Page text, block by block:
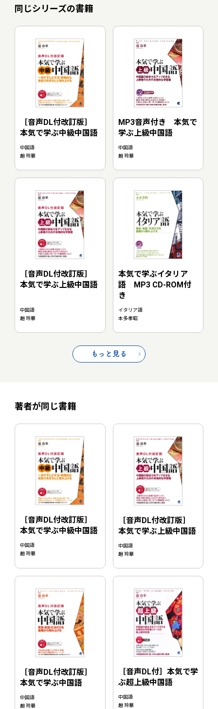
同じシリーズの書籍
［音声DL付改訂版］
本気で学ぶ中級中国語
中国語
趙 玲華
MP3音声付き 本気で
学ぶ上級中国語
中国語
趙 玲華
［音声DL付改訂版］
本気で学ぶ上級中国語
中国語
趙 玲華
本気で学ぶイタリア
語 MP3 CD-ROM付
き
イタリア語
本多孝昭
もっと見る
著者が同じ書籍
［音声DL付改訂版］
本気で学ぶ中級中国語
中国語
趙 玲華
［音声DL付改訂版］
本気で学ぶ上級中国語
中国語
趙 玲華
［音声DL付改訂版］
本気で学ぶ中国語
中国語
趙 玲華
［音声DL付］本気で学
ぶ超上級中国語
中国語
趙 玲華